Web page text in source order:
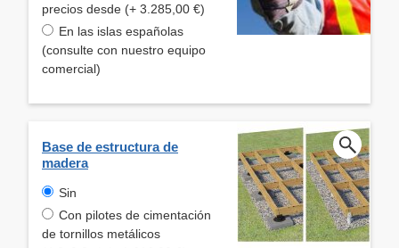
precios desde (+ 3.285,00 €)
En las islas españolas
(consulte con nuestro equipo
comercial)
Base de estructura de
madera
Sin
Con pilotes de cimentación
de tornillos metálicos